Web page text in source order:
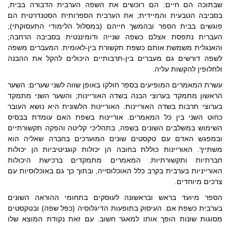
שבתוכה הם חיים: הם רוכשים את השפה הערבית הדבורה בבית,
בסביבה הטבעית והמיידית; את הערבית הספרותית הסטנדרטית הם
פוגשים בבית הספר ובהמשך חייהם (במסלול הלימודי התעסוקתי);
העברית נתפסת אצלם כשפה שנייה ודומיננטית בסביבה הרחבה;
והאנגלית משמשת אותם כשפת תקשורת בין-לאומית. המעברים משפה
לשפה דורשים גם מעברים בין-תרבותיים היכולים להקל את ההבנה
ולחלופין להקשות עליה.
עשרת המאמרים המופיעים בספר חולקו באופן שווה לשני שערים: השער
הראשון מתמקד בערוצי הבנה בשדה האוריינות; והשער השני מתמקד
בערוצי תרבות בשדה האוריינות. האוריינות הלשונית היא נושא העובר
כחוט השני בין כל המאמרים. אוריינות בשפת האם עומדת בבסיס
השימוש במשלבים השונים בשפה, בתהליכי קליטה והפקה תקשורתיים
ובמפגש האדם עם טקסטים שונים המוערכים בחברה שאליה הוא
משתייך. האוריינות כוללת בחובה הן יכולות קוגניטיביות הן יכולות
חברתיות ותקשורתיות. המאמרים מתמקדים ברכישת היכולות
האורייניות בערבית בקרב כלל האוכלוסייה, ובתוך כך גם באוכלוסיות עם
צרכים מיוחדים.
הספר מיועד בראש ובראשונה לעוסקים בתחומי ההוראה השונים
בערבית כשפת אם. העיסוק בתופעות הדיגלוסיה (כפל שפה) ובטקסטים
מסוגות שונות הופך אותו למאגר חשוב. עם זאת נקודת המוצא שלו